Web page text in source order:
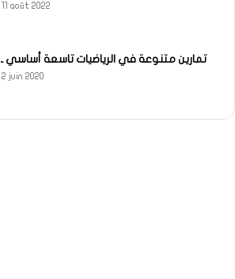
11 août 2022
تمارين متنوعة في الرياضيات تاسعة أساسي ـ 2
2 juin 2020